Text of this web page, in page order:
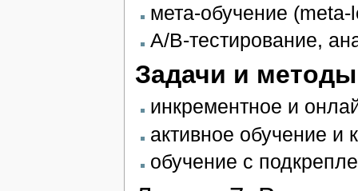
мета-обучение
A/B-тестирование,
Задачи и
инкрементное и
активное обучение и
обучение с